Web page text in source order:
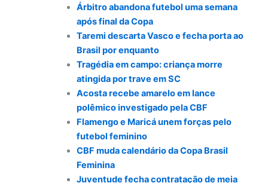
Árbitro abandona futebol uma semana
após final da Copa
Taremi descarta Vasco e fecha porta ao
Brasil por enquanto
Tragédia em campo: criança morre
atingida por trave em SC
Acosta recebe amarelo em lance
polêmico investigado pela CBF
Flamengo e Maricá unem forças pelo
futebol feminino
CBF muda calendário da Copa Brasil
Feminina
Juventude fecha contratação de meia